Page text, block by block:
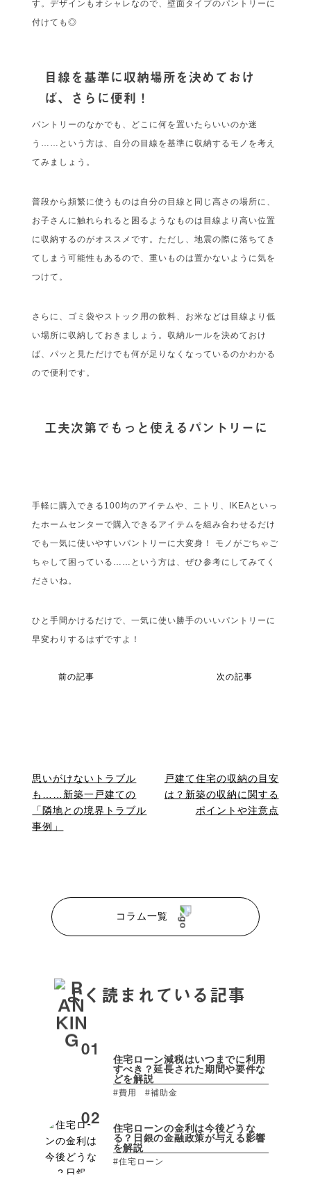
す。デザインもオシャレなので、壁面タイプのパントリーに
付けても◎
目線を基準に収納場所を決めておけ
ば、さらに便利！
パントリーのなかでも、どこに何を置いたらいいのか迷
う……という方は、自分の目線を基準に収納するモノを考え
てみましょう。
普段から頻繁に使うものは自分の目線と同じ高さの場所に、
お子さんに触れられると困るようなものは目線より高い位置
に収納するのがオススメです。ただし、地震の際に落ちてき
てしまう可能性もあるので、重いものは置かないように気を
つけて。
さらに、ゴミ袋やストック用の飲料、お米などは目線より低
い場所に収納しておきましょう。収納ルールを決めておけ
ば、パッと見ただけでも何が足りなくなっているのかわかる
ので便利です。
工夫次第でもっと使えるパントリーに
手軽に購入できる100均のアイテムや、ニトリ、IKEAといっ
たホームセンターで購入できるアイテムを組み合わせるだけ
でも一気に使いやすいパントリーに大変身！ モノがごちゃご
ちゃして困っている……という方は、ぜひ参考にしてみてく
ださいね。
ひと手間かけるだけで、一気に使い勝手のいいパントリーに
早変わりするはずですよ！
前の記事
思いがけないトラブル
も……新築一戸建ての
「隣地との境界トラブル
事例」
次の記事
戸建て住宅の収納の目安
は？新築の収納に関する
ポイントや注意点
コラム一覧
よく読まれている記事
住宅ローン減税はいつまでに利用
すべき？延長された期間や要件な
どを解説
#費用 #補助金
住宅ローンの金利は今後どうな
る？日銀の金融政策が与える影響
を解説
#住宅ローン